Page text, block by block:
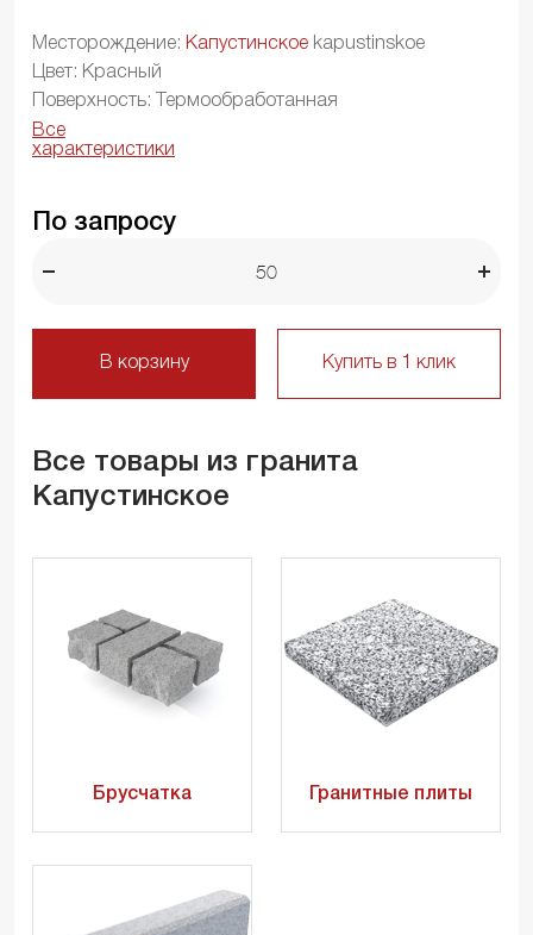
Месторождение: Капустинское kapustinskoe
Цвет: Красный
Поверхность: Термообработанная
Все
характеристики
По запросу
В корзину Купить в 1 клик
Все товары из гранита
Капустинское
Брусчатка Гранитные плиты